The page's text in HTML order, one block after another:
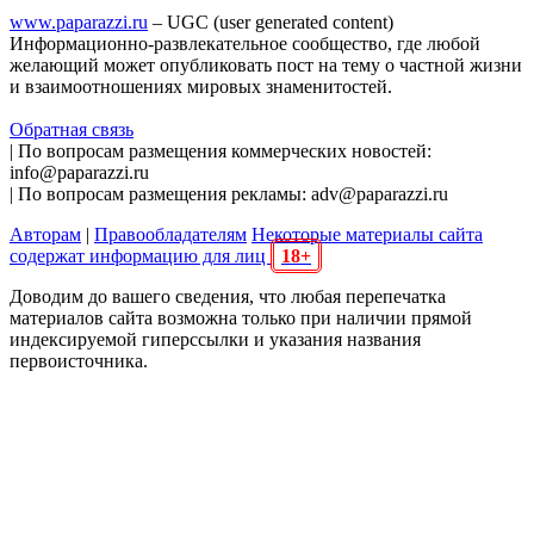
www.paparazzi.ru – UGC (user generated content)
Информационно-развлекательное сообщество, где любой
желающий может опубликовать пост на тему о частной жизни
и взаимоотношениях мировых знаменитостей.
Обратная связь
| По вопросам размещения коммерческих новостей:
info@paparazzi.ru
| По вопросам размещения рекламы: adv@paparazzi.ru
Авторам | Правообладателям Некоторые материалы сайта
содержат информацию для лиц
18+
Доводим до вашего сведения, что любая перепечатка
материалов сайта возможна только при наличии прямой
индексируемой гиперссылки и указания названия
первоисточника.